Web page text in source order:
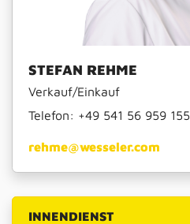
STEFAN REHME
Verkauf/Einkauf
Telefon: +49 541 56 959 155
rehme@wesseler.com
INNENDIENST